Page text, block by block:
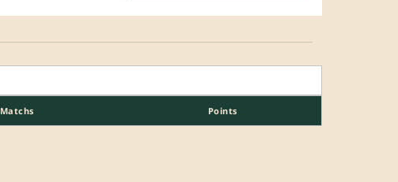
Matchs Points